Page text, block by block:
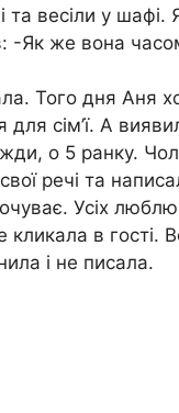
та весіли у
-Як же вона
Того дня Аня
сім’ї. А
о 5 ранку.
речі та
Усіх
кликала в гості.
і не писала.